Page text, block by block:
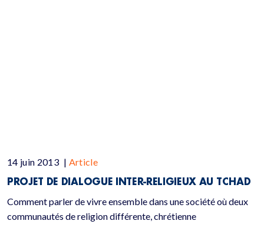
14 juin 2013 | Article
PROJET DE DIALOGUE INTER-RELIGIEUX AU TCHAD
Comment parler de vivre ensemble dans une société où deux
communautés de religion différente, chrétienne